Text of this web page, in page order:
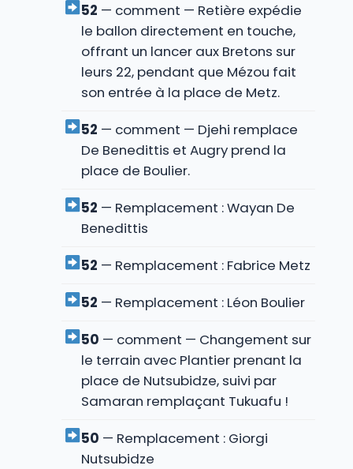
52 — comment — Retière expédie
le ballon directement en touche,
offrant un lancer aux Bretons sur
leurs 22, pendant que Mézou fait
son entrée à la place de Metz.
52 — comment — Djehi remplace
De Benedittis et Augry prend la
place de Boulier.
52 — Remplacement : Wayan De
Benedittis
52 — Remplacement : Fabrice Metz
52 — Remplacement : Léon Boulier
50 — comment — Changement sur
le terrain avec Plantier prenant la
place de Nutsubidze, suivi par
Samaran remplaçant Tukuafu !
50 — Remplacement : Giorgi
Nutsubidze